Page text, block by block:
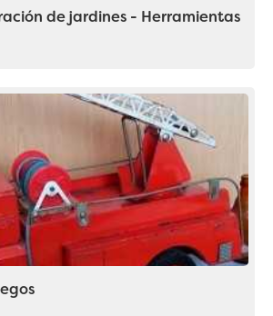
de jardines - Herramientas